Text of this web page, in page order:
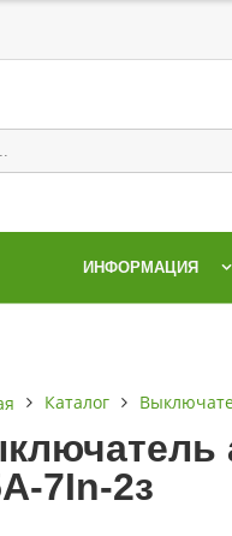
ИНФОРМАЦИЯ
Каталог
7In-2з